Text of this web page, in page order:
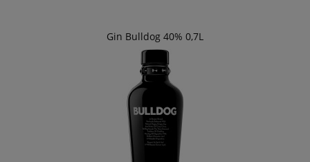
Gin Bulldog 40% 0,7L